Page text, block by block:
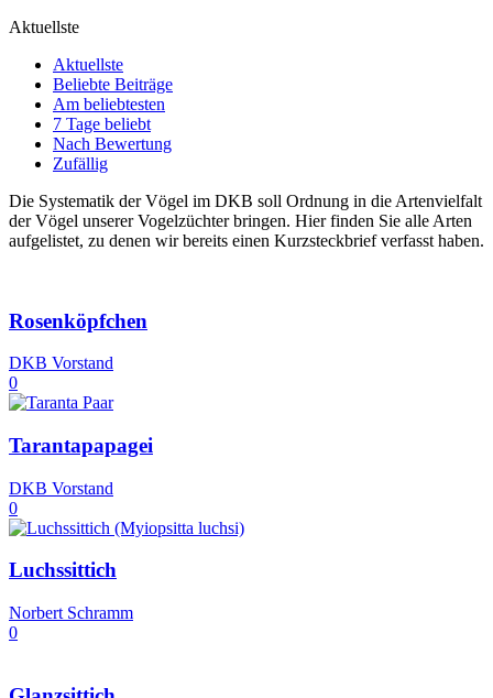
Aktuellste
Aktuellste
Beliebte Beiträge
Am beliebtesten
7 Tage beliebt
Nach Bewertung
Zufällig
Die Systematik der Vögel im DKB soll Ordnung in die Artenvielfalt
der Vögel unserer Vogelzüchter bringen. Hier finden Sie alle Arten
aufgelistet, zu denen wir bereits einen Kurzsteckbrief verfasst haben.
Rosenköpfchen
DKB Vorstand
0
Tarantapapagei
DKB Vorstand
0
Luchssittich
Norbert Schramm
0